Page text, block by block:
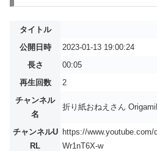
タイトル
公開日時
2023-01-13 19:00:24
長さ
00:05
再生回数
2
チャンネル
名
折り紙おねえさん
チャンネルU
RL
https://
Wr1nT6X-w